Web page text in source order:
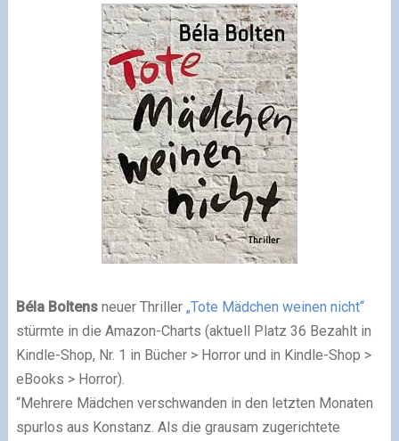
Béla Boltensneuer Thriller „Tote Mädchen weinen nicht“
stürmte in die Amazon-Charts (aktuell Platz 36 Bezahlt in
Kindle-Shop, Nr. 1 in Bücher > Horror und in Kindle-Shop >
eBooks > Horror).
“Mehrere Mädchen verschwanden in den letzten Monaten
spurlos aus Konstanz. Als die grausam zugerichtete